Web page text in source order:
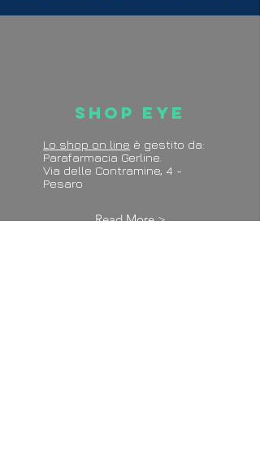
Shop Eye
Lo shop on line è gestito da:
Parafarmacia Gerline.
Via delle Contramine, 4 -
Pesaro
Read More >